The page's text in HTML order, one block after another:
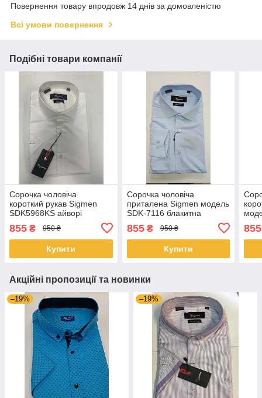
Повернення товару впродовж 14 днів за домовленістю
Всі умови повернення
Подібні товари компанії
Сорочка чоловіча
короткий рукав Sigmen
SDK5968KS айворі
855 ₴ 950 ₴
Купити
Сорочка чоловіча
приталена Sigmen модель
SDK-7116 блакитна
855₴ 950 ₴
Купити
855
Акційні пропозиції та новинки
–19% –19%